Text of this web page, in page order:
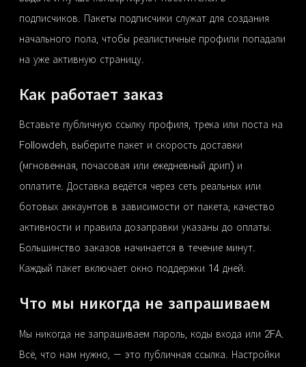
подписчиков. Пакеты подписчики служат для создания
начального пола, чтобы реалистичные профили попадали
на уже активную страницу.
Как работает заказ
Вставьте публичную ссылку профиля, трека или поста на
Followdeh, выберите пакет и скорость доставки
(мгновенная, почасовая или ежедневный дрип) и
оплатите. Доставка ведётся через сеть реальных или
ботовых аккаунтов в зависимости от пакета; качество
активности и правила дозаправки указаны до оплаты.
Большинство заказов начинается в течение минут.
Каждый пакет включает окно поддержки 14 дней.
Что мы никогда не запрашиваем
Мы никогда не запрашиваем пароль, коды входа или 2FA.
Всё, что нам нужно, — это публичная ссылка. Настройки